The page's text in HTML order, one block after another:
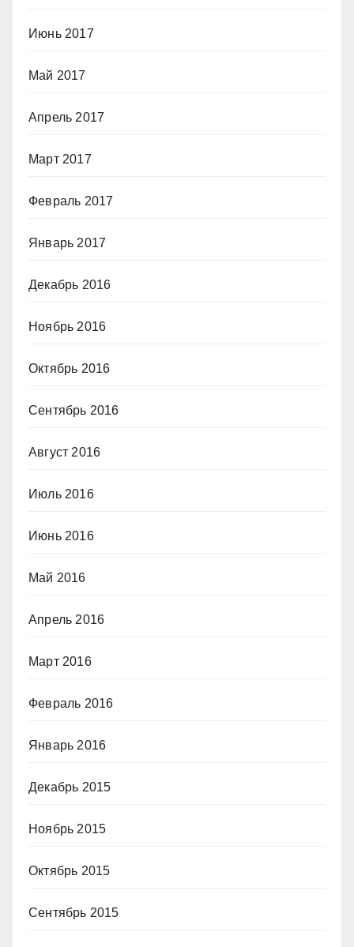
Июнь 2017
Май 2017
Апрель 2017
Март 2017
Февраль 2017
Январь 2017
Декабрь 2016
Ноябрь 2016
Октябрь 2016
Сентябрь 2016
Август 2016
Июль 2016
Июнь 2016
Май 2016
Апрель 2016
Март 2016
Февраль 2016
Январь 2016
Декабрь 2015
Ноябрь 2015
Октябрь 2015
Сентябрь 2015